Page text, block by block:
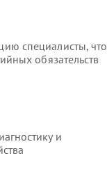
специалисты, что
обязательств
и